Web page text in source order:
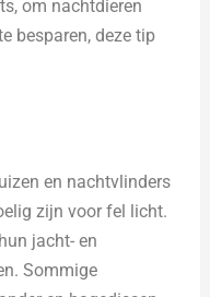
om nachtdieren
besparen, deze tip
en nachtvlinders
zijn voor fel licht.
jacht- en
Sommige